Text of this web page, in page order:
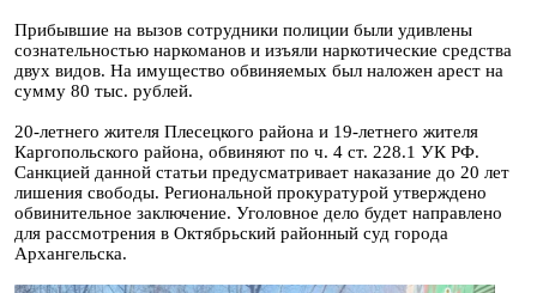
Прибывшие на вызов сотрудники полиции были удивлены
сознательностью наркоманов и изъяли наркотические средства
двух видов. На имущество обвиняемых был наложен арест на
сумму 80 тыс. рублей.
20-летнего жителя Плесецкого района и 19-летнего жителя
Каргопольского района, обвиняют по ч. 4 ст. 228.1 УК РФ.
Санкцией данной статьи предусматривает наказание до 20 лет
лишения свободы. Региональной прокуратурой утверждено
обвинительное заключение. Уголовное дело будет направлено
для рассмотрения в Октябрьский районный суд города
Архангельска.